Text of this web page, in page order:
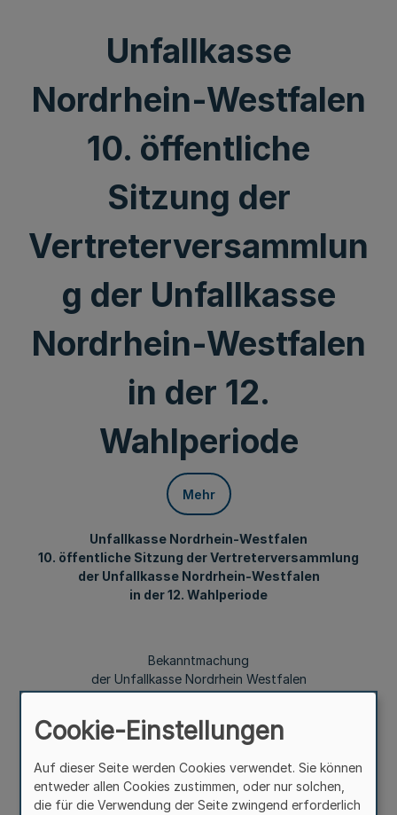
Unfallkasse
Nordrhein-Westfalen
10. öffentliche
Sitzung der
Vertreterversammlun
g der Unfallkasse
Nordrhein-Westfalen
in der 12.
Wahlperiode
Mehr
Unfallkasse Nordrhein-Westfalen
10. öffentliche Sitzung der Vertreterversammlung
der Unfallkasse Nordrhein-Westfalen
in der 12. Wahlperiode
Bekanntmachung
der Unfallkasse Nordrhein Westfalen
Vom 28. Oktober 2021
Die 10. öffentliche Sitzung der Vertreterversammlung der
Cookie-Einstellungen
Auf dieser Seite werden Cookies verwendet. Sie können
entweder allen Cookies zustimmen, oder nur solchen,
die für die Verwendung der Seite zwingend erforderlich